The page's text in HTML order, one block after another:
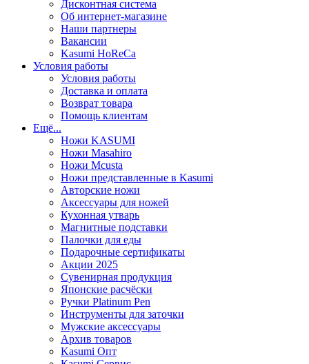
Дисконтная система
Об интернет-магазине
Наши партнеры
Вакансии
Kasumi HoReCa
Условия работы
Условия работы
Доставка и оплата
Возврат товара
Помощь клиентам
Ещё...
Ножи KASUMI
Ножи Masahiro
Ножи Mcusta
Ножи представленные в Kasumi
Авторские ножи
Аксессуары для ножей
Кухонная утварь
Магнитные подставки
Палочки для еды
Подарочные сертификаты
Акции 2025
Сувенирная продукция
Японские расчёски
Ручки Platinum Pen
Инструменты для заточки
Мужские аксессуары
Архив товаров
Kasumi Опт